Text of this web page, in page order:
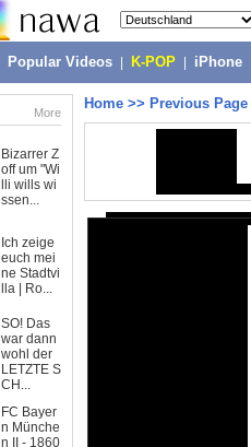
Popular Videos K-POP iPhone
More
Bizarrer Z
off um "Wi
lli wills wi
ssen...
Ich zeige
euch mei
ne Stadtvi
lla | Ro...
SO! Das
war dann
wohl der
LETZTE S
CH...
FC Bayer
n Münche
n II - 1860
Home >> Previous Page